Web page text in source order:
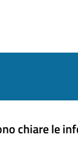
chiare le